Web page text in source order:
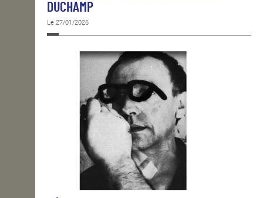
DUCHAMP
Le 27/01/2026